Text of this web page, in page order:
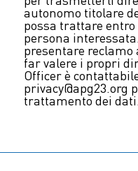
autonomo titolare
possa trattare
persona
presentare
far valere i propri
Officer è
trattamento dei dati.